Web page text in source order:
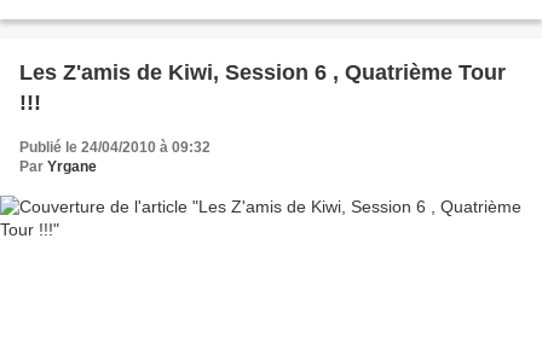
Les Z'amis de Kiwi, Session 6 , Quatrième Tour
!!!
Publié le 24/04/2010 à 09:32
Par Yrgane